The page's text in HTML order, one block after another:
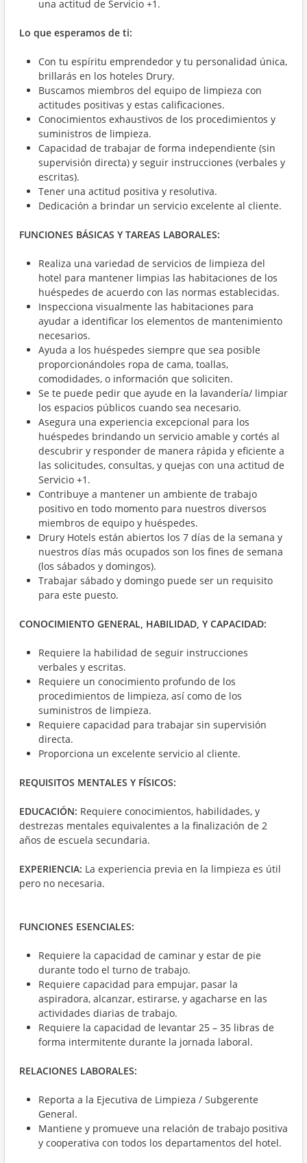
una actitud de Servicio +1.
Lo que esperamos de ti:
Con tu espíritu emprendedor y tu personalidad única,
brillarás en los hoteles Drury.
Buscamos miembros del equipo de limpieza con
actitudes positivas y estas calificaciones.
Conocimientos exhaustivos de los procedimientos y
suministros de limpieza.
Capacidad de trabajar de forma independiente (sin
supervisión directa) y seguir instrucciones (verbales y
escritas).
Tener una actitud positiva y resolutiva.
Dedicación a brindar un servicio excelente al cliente.
FUNCIONES BÁSICAS Y TAREAS LABORALES:
Realiza una variedad de servicios de limpieza del
hotel para mantener limpias las habitaciones de los
huéspedes de acuerdo con las normas establecidas.
Inspecciona visualmente las habitaciones para
ayudar a identificar los elementos de mantenimiento
necesarios.
Ayuda a los huéspedes siempre que sea posible
proporcionándoles ropa de cama, toallas,
comodidades, o información que soliciten.
Se te puede pedir que ayude en la lavandería/ limpiar
los espacios públicos cuando sea necesario.
Asegura una experiencia excepcional para los
huéspedes brindando un servicio amable y cortés al
descubrir y responder de manera rápida y eficiente a
las solicitudes, consultas, y quejas con una actitud de
Servicio +1.
Contribuye a mantener un ambiente de trabajo
positivo en todo momento para nuestros diversos
miembros de equipo y huéspedes.
Drury Hotels están abiertos los 7 días de la semana y
nuestros días más ocupados son los fines de semana
(los sábados y domingos).
Trabajar sábado y domingo puede ser un requisito
para este puesto.
CONOCIMIENTO GENERAL, HABILIDAD, Y CAPACIDAD:
Requiere la habilidad de seguir instrucciones
verbales y escritas.
Requiere un conocimiento profundo de los
procedimientos de limpieza, así como de los
suministros de limpieza.
Requiere capacidad para trabajar sin supervisión
directa.
Proporciona un excelente servicio al cliente.
REQUISITOS MENTALES Y FÍSICOS:
EDUCACIÓN: Requiere conocimientos, habilidades, y
destrezas mentales equivalentes a la finalización de 2
años de escuela secundaria.
EXPERIENCIA: La experiencia previa en la limpieza es útil
pero no necesaria.
FUNCIONES ESENCIALES:
Requiere la capacidad de caminar y estar de pie
durante todo el turno de trabajo.
Requiere capacidad para empujar, pasar la
aspiradora, alcanzar, estirarse, y agacharse en las
actividades diarias de trabajo.
Requiere la capacidad de levantar 25 – 35 libras de
forma intermitente durante la jornada laboral.
RELACIONES LABORALES:
Reporta a la Ejecutiva de Limpieza / Subgerente
General.
Mantiene y promueve una relación de trabajo positiva
y cooperativa con todos los departamentos del hotel.